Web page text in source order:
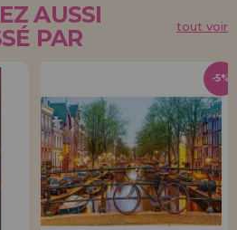
AUSSI
PAR
tout voir
-5%